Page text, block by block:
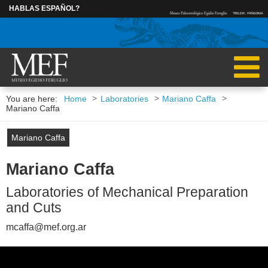
HABLAS ESPAÑOL?
INGRESAR
RESEARCHERS
RUBÉN CÚNEO
IGNACIO ESCAPA
MARCELO KRAUSE
CAROLINA
You are here: Home > Laboratories > Mariano Caffa
>
Mariano Caffa
Mariano Caffa
Mariano Caffa
Laboratories of Mechanical Preparation
and Cuts
mcaffa@mef.org.ar